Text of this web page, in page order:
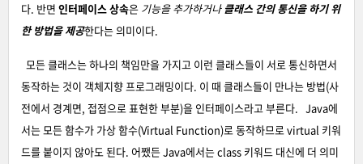
다. 반면 인터페이스 상속은 기능을 추가하거나클래스 간의 통신을 하기 위
한 방법을 제공한다는 의미이다.
모든 클래스는 하나의 책임만을 가지고 이런 클래스들이 서로 통신하면서
동작하는 것이 객체지향 프로그래밍이다. 이 때 클래스들이 만나는 방법(사
전에서 경계면, 접점으로 표현한 부분)을 인터페이스라고 부른다. Java에
서는 모든 함수가 가상 함수(Virtual Function)로 동작하므로 virtual 키워
드를 붙이지 않아도 된다. 어쨌든 Java에서는 class 키워드 대신에 더 의미